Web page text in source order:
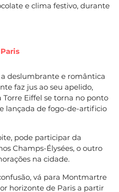
e clima festivo, durante
a deslumbrante e romântica
faz jus ao seu apelido,
Eiffel se torna no ponto
lançada de fogo-de-artificio
pode participar da
Champs-Élysées, o outro
na cidade.
vá para Montmartre
horizonte de Paris a partir